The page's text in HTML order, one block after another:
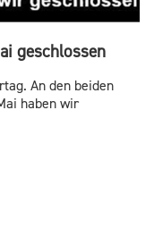
geschlossen
An den beiden
haben wir